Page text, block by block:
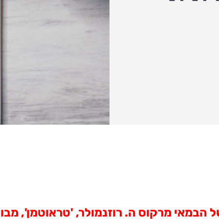
הבמאי מרקוס ה. רוזנמולר, 'טראוטמן',